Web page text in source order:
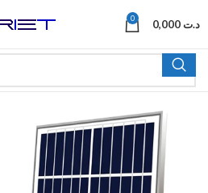
0 د.ت